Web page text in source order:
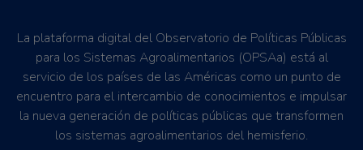
La plataforma digital del Observatorio de Políticas Públicas
para los Sistemas Agroalimentarios (OPSAa) está al
servicio de los países de las Américas como un punto de
encuentro para el intercambio de conocimientos e impulsar
la nueva generación de políticas públicas que transformen
los sistemas agroalimentarios del hemisferio.